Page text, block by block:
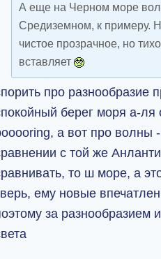
А еще на Черном море
Средиземном, к примеру.
чистое прозрачное, но
вставляет
про разнообразие
берег моря а-ля
а вот про волны
с той же
то ш море, а
ему новые
за разнообразием